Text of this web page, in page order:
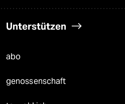
Unterstützen
abo
genossenschaft